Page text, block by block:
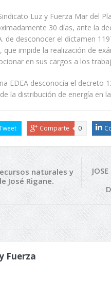
Luz y Fuerza Mar del
30 días, ante la
de desconocer el dictamen
que impide la realización de
en sus cargos a los
EDEA desconocía el decreto
la distribución de energía en
Comparte 0
naturales y
José Rigane.
Fuerza